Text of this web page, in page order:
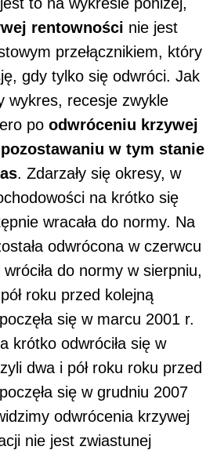
rentowności nie jest
przełącznikiem, który
gdy tylko się odwróci. Jak
wykres, recesje zwykle
po odwróceniu krzywej
w tym stanie
. Zdarzały się okresy, w
na krótko się
wracała do normy. Na
odwrócona w czerwcu
do normy w sierpniu,
roku przed kolejną
się w marcu 2001 r.
krótko odwróciła się w
dwa i pół roku roku przed
się w grudniu 2007
odwrócenia krzywej
nie jest zwiastunej